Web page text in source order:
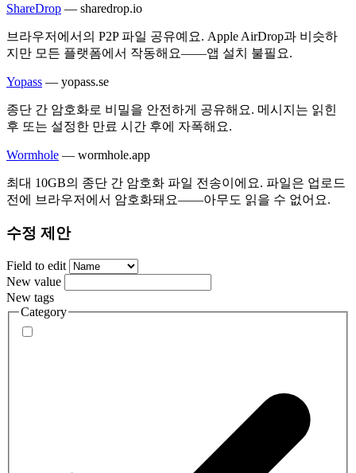
ShareDrop — sharedrop.io
브라우저에서의 P2P 파일 공유예요. Apple AirDrop과 비슷하
지만 모든 플랫폼에서 작동해요——앱 설치 불필요.
Yopass — yopass.se
종단 간 암호화로 비밀을 안전하게 공유해요. 메시지는 읽힌
후 또는 설정한 만료 시간 후에 자폭해요.
Wormhole — wormhole.app
최대 10GB의 종단 간 암호화 파일 전송이에요. 파일은 업로드
전에 브라우저에서 암호화돼요——아무도 읽을 수 없어요.
수정 제안
Field to edit
New value
New tags
Category